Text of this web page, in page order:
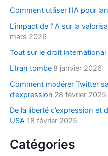
h
r
:
Comment utiliser l’IA pour
L’impact de l’IA sur la
mars 2026
Tout sur le droit international
L’Iran tombe 8 janvier 2026
Comment modérer Twitter
d’expression 28 février 2025
De la liberté d’expression et
USA 18 février 2025
Catégories